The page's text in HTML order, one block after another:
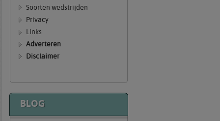
Soorten wedstrijden
Privacy
Links
Adverteren
Disclaimer
BLOG